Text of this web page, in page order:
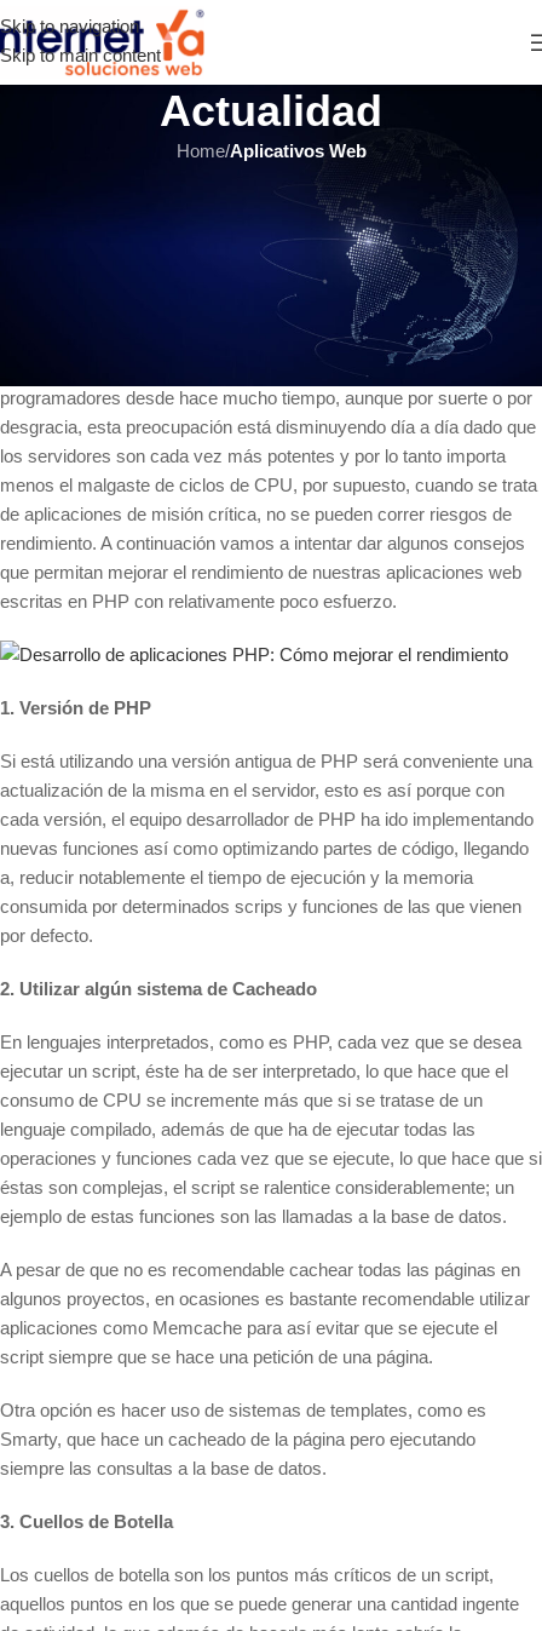
Skip to navigation
Skip to main content
Actualidad
Home/Aplicativos Web
HOSTING Y SERVIDORES ÚLTIMOS ARTÍCULOS
Desarrollo de aplicaciones PHP:
Cómo mejorar el rendimiento
INTERNET YA Soluciones Web el 16 agosto, 2016
La optimización de código es algo que ha preocupado a los
programadores desde hace mucho tiempo, aunque por suerte o por
desgracia, esta preocupación está disminuyendo día a día dado que
los servidores son cada vez más potentes y por lo tanto importa
menos el malgaste de ciclos de CPU, por supuesto, cuando se trata
de aplicaciones de misión crítica, no se pueden correr riesgos de
rendimiento. A continuación vamos a intentar dar algunos consejos
que permitan mejorar el rendimiento de nuestras aplicaciones web
escritas en PHP con relativamente poco esfuerzo.
1. Versión de PHP
Si está utilizando una versión antigua de PHP será conveniente una
actualización de la misma en el servidor, esto es así porque con
cada versión, el equipo desarrollador de PHP ha ido implementando
nuevas funciones así como optimizando partes de código, llegando
a, reducir notablemente el tiempo de ejecución y la memoria
consumida por determinados scrips y funciones de las que vienen
por defecto.
2. Utilizar algún sistema de Cacheado
En lenguajes interpretados, como es PHP, cada vez que se desea
ejecutar un script, éste ha de ser interpretado, lo que hace que el
consumo de CPU se incremente más que si se tratase de un
lenguaje compilado, además de que ha de ejecutar todas las
operaciones y funciones cada vez que se ejecute, lo que hace que si
éstas son complejas, el script se ralentice considerablemente; un
ejemplo de estas funciones son las llamadas a la base de datos.
A pesar de que no es recomendable cachear todas las páginas en
algunos proyectos, en ocasiones es bastante recomendable utilizar
aplicaciones como Memcache para así evitar que se ejecute el
script siempre que se hace una petición de una página.
Otra opción es hacer uso de sistemas de templates, como es
Smarty, que hace un cacheado de la página pero ejecutando
siempre las consultas a la base de datos.
3. Cuellos de Botella
Los cuellos de botella son los puntos más críticos de un script,
aquellos puntos en los que se puede generar una cantidad ingente